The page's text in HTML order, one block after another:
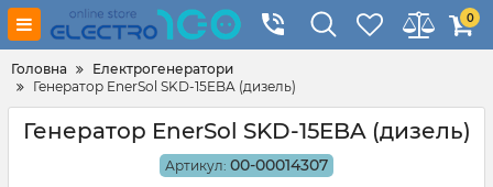
0
Головна
Електрогенератори
Генератор EnerSol SKD-15EBA (дизель)
Генератор EnerSol SKD-15EBA (дизель)
Артикул: 00-00014307